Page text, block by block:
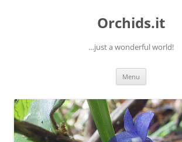
Orchids.it
…just a wonderful world!
Menu